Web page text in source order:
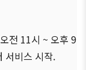
전 11시 ~ 오후 9
서비스 시작.